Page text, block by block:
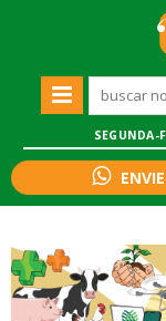
SEGUNDA-